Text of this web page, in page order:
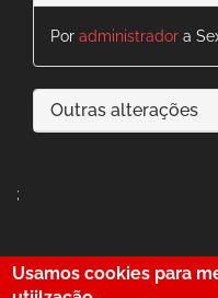
Por administrador a
Outras alterações
;
Usamos cookies para